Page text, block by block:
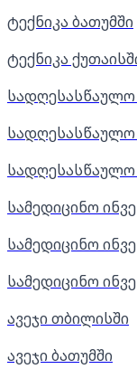
ტექნიკა ბათუმში
ტექნიკა
სადღესასწაულო
სადღესასწაულო
სამედიცინო
სამედიცინო
სამედიცინო
ავეჯი თბილისში
ავეჯი ბათუმში